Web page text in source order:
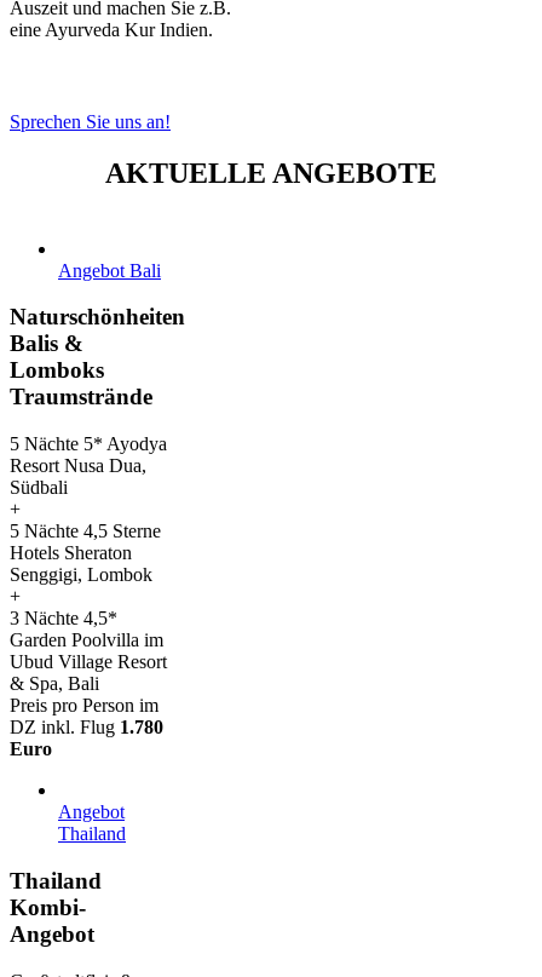
Auszeit und machen Sie z.B.
eine Ayurveda Kur Indien.
Sprechen Sie uns an!
AKTUELLE ANGEBOTE
Angebot Bali
Naturschönheiten
Balis &
Lomboks
Traumstrände
5 Nächte 5* Ayodya
Resort Nusa Dua,
Südbali
+
5 Nächte 4,5 Sterne
Hotels Sheraton
Senggigi, Lombok
+
3 Nächte 4,5*
Garden Poolvilla im
Ubud Village Resort
& Spa, Bali
Preis pro Person im
DZ inkl. Flug 1.780
Euro
Angebot
Thailand
Thailand
Kombi-
Angebot